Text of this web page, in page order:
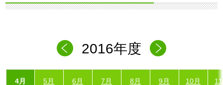
2016年度
4月 5月 6月 7月 8月 9月 10月